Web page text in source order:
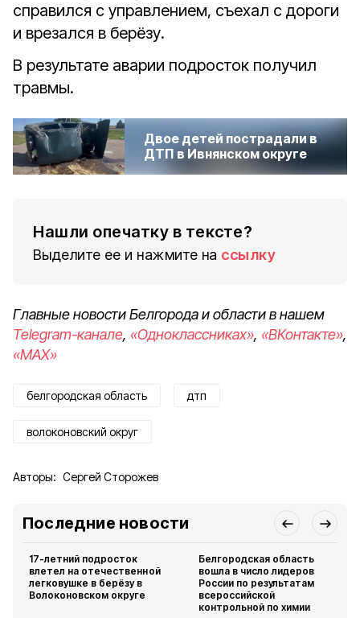
справился с управлением, съехал с дороги
и врезался в берёзу.
В результате аварии подросток получил
травмы.
Двое детей пострадали в
ДТП в Ивнянском округе
Нашли опечатку в тексте?
Выделите ее и нажмите на ссылку
Главные новости Белгорода и области в нашем
Telegram-канале, «Одноклассниках», «ВКонтакте»,
«MAX»
белгородская область дтп
волоконовский округ
Авторы: Сергей Сторожев
Последние новости
17-летний подросток
влетел на отечественной
легковушке в берёзу в
Волоконовском округе
Белгородская область
вошла в число лидеров
России по результатам
всероссийской
контрольной по химии